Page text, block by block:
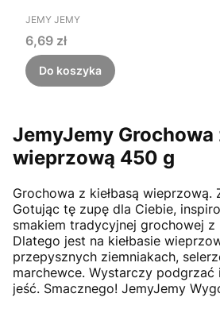
PRODUCENT
JEMY JEMY
Cena
6,69 zł
Do koszyka
JemyJemy Grochowa
wieprzową 450 g
Grochowa z kiełbasą wieprzową.
Gotując tę zupę dla Ciebie,
smakiem tradycyjnej grochowej z
Dlatego jest na kiełbasie
przepysznych ziemniakach,
marchewce. Wystarczy podgrzać
jeść. Smacznego! JemyJemy